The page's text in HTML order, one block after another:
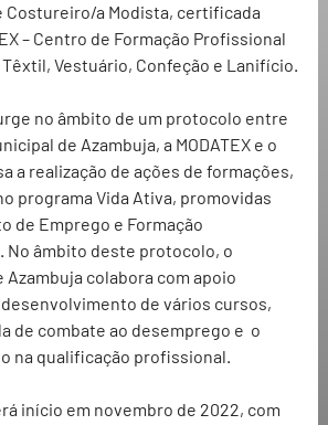
Costureiro/a Modista, certificada
– Centro de Formação Profissional
Vestuário, Confeção e Lanifício.
no âmbito de um protocolo entre
de Azambuja, a MODATEX e o
a realização de ações de formações,
programa Vida Ativa, promovidas
de Emprego e Formação
No âmbito deste protocolo, o
Azambuja colabora com apoio
de vários cursos,
de combate ao desemprego e  o
na qualificação profissional.
início em novembro de 2022, com